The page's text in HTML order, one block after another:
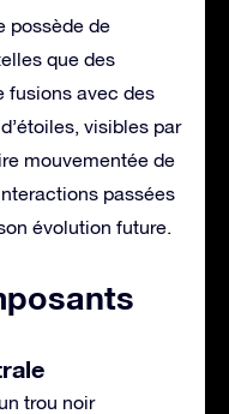
possède de
que des
fusions avec des
visibles par
mouvementée de
passées
évolution future.
trou noir